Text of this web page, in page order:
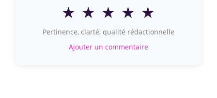
★ ★ ★ ★ ★
Pertinence, clarté, qualité rédactionnelle
Ajouter un commentaire